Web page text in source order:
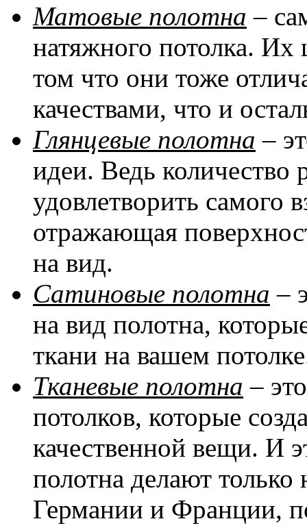
Матовые полотна –
натяжного потолка. Их
том что они тоже
качествами, что и
Глянцевые полотна –
идеи. Ведь количество
удовлетворить самого
отражающая
на вид.
Сатиновые полотна –
на вид полотна,
ткани на вашем
Тканевые полотна –
потолков, которые
качественной вещи. И
полотна делают
Германии и Франции,